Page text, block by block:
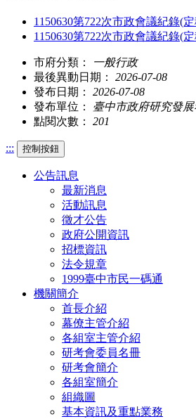
1150630第722次市政會議紀錄(
1150630第722次市政會議紀錄(
市府分類：
一般行政
最後異動日期： 2026-07-08
發布日期： 2026-07-08
發布單位： 臺中市政府研究發
點閱次數： 201
::: 控制按鈕
公告訊息
最新消息
活動訊息
徵才公告
政府公開資訊
招標資訊
法令規章
1999臺中市民一碼通
機關簡介
首長介紹
幕僚主管介紹
各組室主管介紹
研考會委員名冊
研考會簡介
各組室簡介
組織圖
基本資訊及重點業務